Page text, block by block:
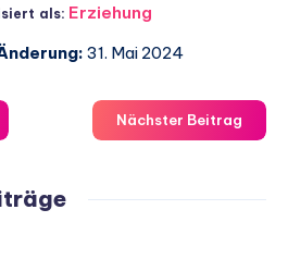
als: Erziehung
31. Mai 2024
Nächster Beitrag